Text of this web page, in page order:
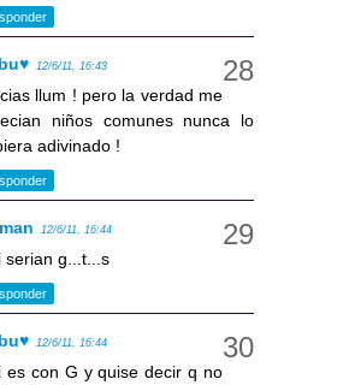
12/6/11, 16:43
llum ! pero la verdad me
niños comunes nunca lo
adivinado !
12/6/11, 16:44
serian g...t...s
12/6/11, 16:44
es con G y quise decir q no